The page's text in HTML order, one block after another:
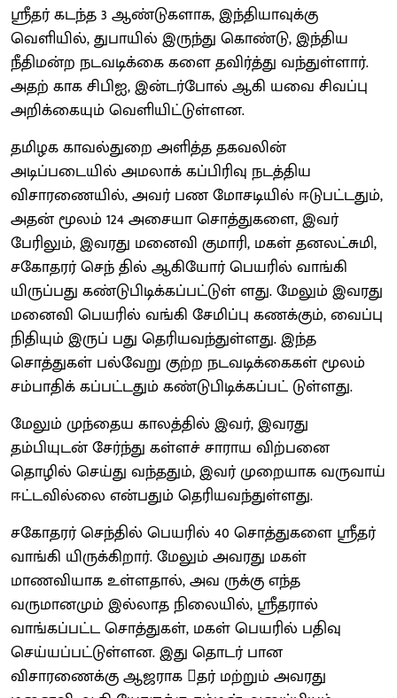
ஸ்ரீதர் கடந்த 3 ஆண்டுகளாக, இந்தியாவுக்கு
வெளியில், துபாயில் இருந்து கொண்டு, இந்திய
நீதிமன்ற நடவடிக்கை களை தவிர்த்து வந்துள்ளார்.
அதற் காக சிபிஐ, இன்டர்போல் ஆகி யவை சிவப்பு
அறிக்கையும் வெளியிட்டுள்ளன.
தமிழக காவல்துறை அளித்த தகவலின்
அடிப்படையில் அமலாக் கப்பிரிவு நடத்திய
விசாரணையில், அவர் பண மோசடியில் ஈடுபட்டதும்,
அதன் மூலம் 124 அசையா சொத்துகளை, இவர்
பேரிலும், இவரது மனைவி குமாரி, மகள் தனலட்சுமி,
சகோதரர் செந் தில் ஆகியோர் பெயரில் வாங்கி
யிருப்பது கண்டுபிடிக்கப்பட்டுள் ளது. மேலும் இவரது
மனைவி பெயரில் வங்கி சேமிப்பு கணக்கும், வைப்பு
நிதியும் இருப் பது தெரியவந்துள்ளது. இந்த
சொத்துகள் பல்வேறு குற்ற நடவடிக்கைகள் மூலம்
சம்பாதிக் கப்பட்டதும் கண்டுபிடிக்கப்பட் டுள்ளது.
மேலும் முந்தைய காலத்தில் இவர், இவரது
தம்பியுடன் சேர்ந்து கள்ளச் சாராய விற்பனை
தொழில் செய்து வந்ததும், இவர் முறையாக வருவாய்
ஈட்டவில்லை என்பதும் தெரியவந்துள்ளது.
சகோதரர் செந்தில் பெயரில் 40 சொத்துகளை ஸ்ரீதர்
வாங்கி யிருக்கிறார். மேலும் அவரது மகள்
மாணவியாக உள்ளதால், அவ ருக்கு எந்த
வருமானமும் இல்லாத நிலையில், ஸ்ரீதரால்
வாங்கப்பட்ட சொத்துகள், மகள் பெயரில் பதிவு
செய்யப்பட்டுள்ளன. இது தொடர் பான
விசாரணைக்கு ஆஜராக தர் மற்றும் அவரது